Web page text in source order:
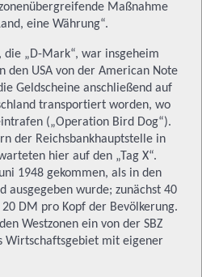
Maßnahme
eine Währung“.
die „D-Mark“, war insgeheim
den USA von der American Note
Geldscheine anschließend auf
transportiert worden, wo
(„Operation Bird Dog“).
der Reichsbankhauptstelle in
hier auf den „Tag X“.
1948 gekommen, als in den
ausgegeben wurde; zunächst 40
DM pro Kopf der Bevölkerung.
Westzonen ein von der SBZ
Wirtschaftsgebiet mit eigener